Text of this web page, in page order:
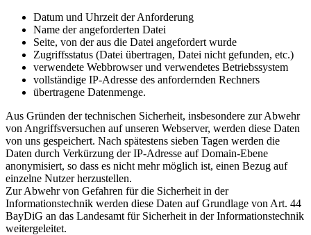
Datum und Uhrzeit der Anforderung
Name der angeforderten Datei
Seite, von der aus die Datei angefordert wurde
Zugriffsstatus (Datei übertragen, Datei nicht gefunden, etc.)
verwendete Webbrowser und verwendetes Betriebssystem
vollständige IP-Adresse des anfordernden Rechners
übertragene Datenmenge.
Aus Gründen der technischen Sicherheit, insbesondere zur Abwehr
von Angriffsversuchen auf unseren Webserver, werden diese Daten
von uns gespeichert. Nach spätestens sieben Tagen werden die
Daten durch Verkürzung der IP-Adresse auf Domain-Ebene
anonymisiert, so dass es nicht mehr möglich ist, einen Bezug auf
einzelne Nutzer herzustellen.
Zur Abwehr von Gefahren für die Sicherheit in der
Informationstechnik werden diese Daten auf Grundlage von Art. 44
BayDiG an das Landesamt für Sicherheit in der Informationstechnik
weitergeleitet.